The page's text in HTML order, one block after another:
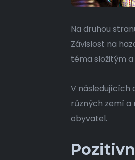
Na druhou
Závislost na
téma složitým a
V následujících
různých zemí a
obyvatel.